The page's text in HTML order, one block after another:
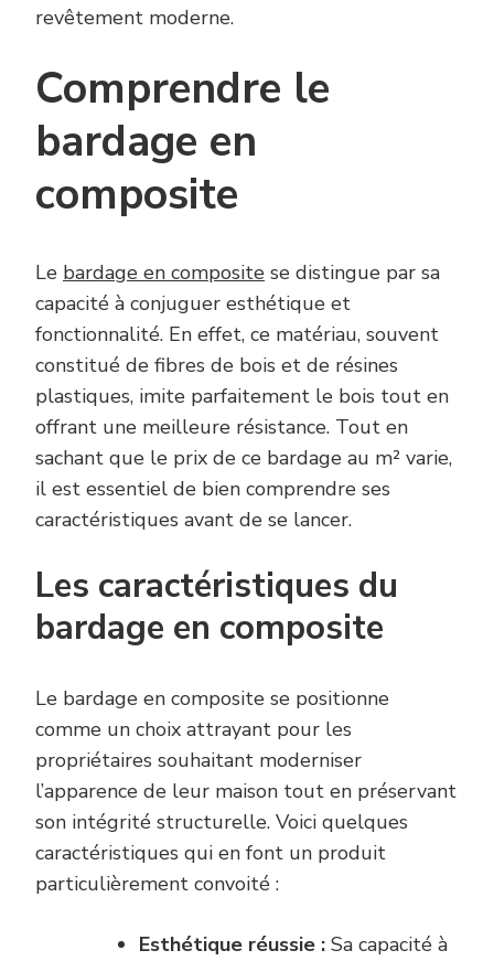
revêtement moderne.
Comprendre le
bardage en
composite
Le bardage en composite se distingue par sa
capacité à conjuguer esthétique et
fonctionnalité. En effet, ce matériau, souvent
constitué de fibres de bois et de résines
plastiques, imite parfaitement le bois tout en
offrant une meilleure résistance. Tout en
sachant que le prix de ce bardage au m² varie,
il est essentiel de bien comprendre ses
caractéristiques avant de se lancer.
Les caractéristiques du
bardage en composite
Le bardage en composite se positionne
comme un choix attrayant pour les
propriétaires souhaitant moderniser
l’apparence de leur maison tout en préservant
son intégrité structurelle. Voici quelques
caractéristiques qui en font un produit
particulièrement convoité :
Esthétique réussie : Sa capacité à